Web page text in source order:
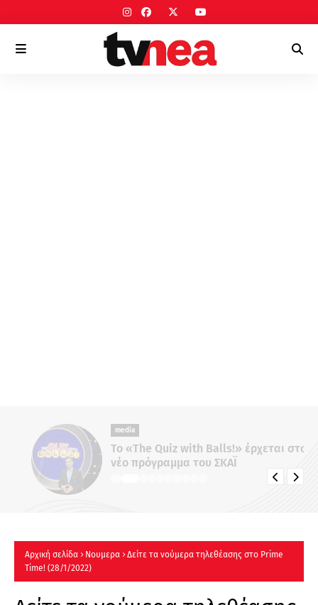
media
Το «The Quiz with Balls!» έρχεται στο
νέο πρόγραμμα του ΣΚΑΪ
Αρχική σελίδα Νουμερα
Δείτε τα νούμερα τηλεθέασης στo Prime
Time! (28/1/2022)